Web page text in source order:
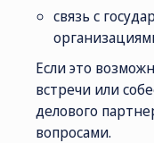
связь с
Если это
встречи или
делового
вопросами.